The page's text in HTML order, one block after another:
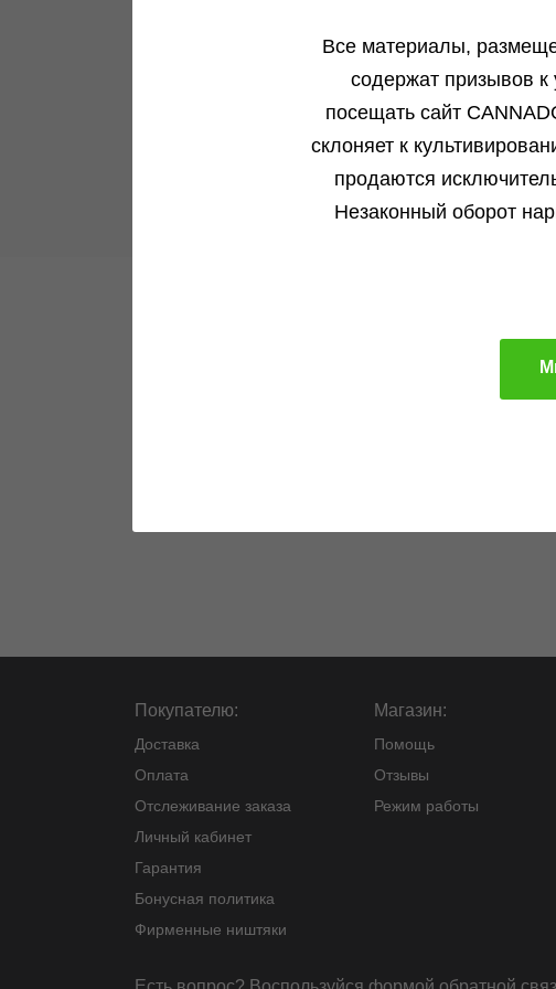
Все новости
Покупателю:
Доставка
Оплата
Отслеживание заказа
Личный кабинет
Гарантия
Бонусная политика
Фирменные ништяки
Магазин:
Помощь
Отзывы
Режим работы
Все материалы,
содержат призывов
посещать сайт
склоняет к
продаются
Незаконный оборот